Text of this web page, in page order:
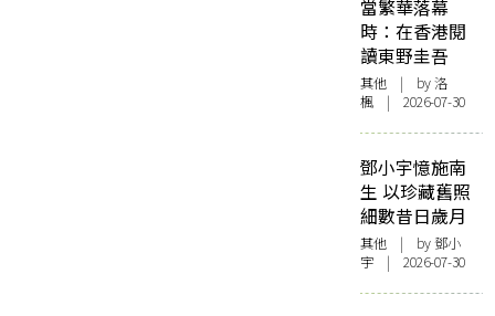
當繁華落幕
時：在香港閱
讀東野圭吾
其他 | by洛
楓 | 2026-07-30
鄧小宇憶施南
生 以珍藏舊照
細數昔日歲月
其他 | by 鄧小
宇 | 2026-07-30